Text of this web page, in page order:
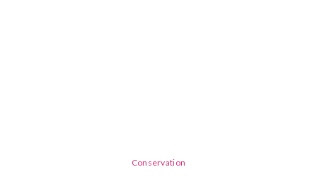
Conservation